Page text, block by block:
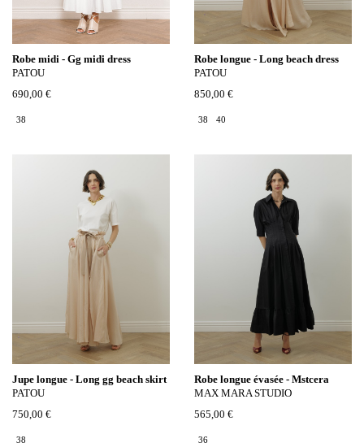
Robe midi - Gg midi dress
PATOU
690,00 €
38
Robe longue - Long beach dress
PATOU
850,00 €
38 40
Jupe longue - Long gg beach skirt
PATOU
750,00 €
38
Robe longue évasée - Mstcera
MAX MARA STUDIO
565,00 €
36